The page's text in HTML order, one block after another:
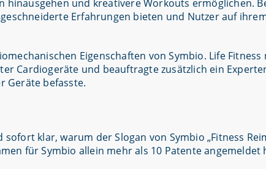
hinausgehen und kreativere Workouts ermöglichen.
Erfahrungen bieten und Nutzer auf
Eigenschaften von Symbio. Life Fitness
Cardiogeräte und beauftragte zusätzlich ein
Geräte befasste.
klar, warum der Slogan von Symbio „Fitness
für Symbio allein mehr als 10 Patente angemeldet